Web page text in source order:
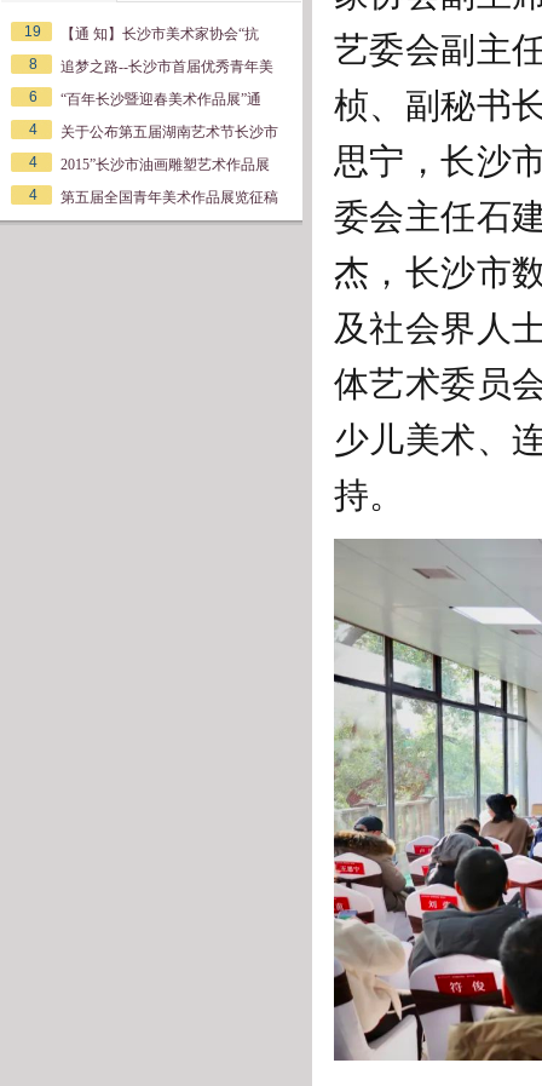
19
【通 知】长沙市美术家协会“抗
8
追梦之路--长沙市首届优秀青年美
6
“百年长沙暨迎春美术作品展”通
4
关于公布第五届湖南艺术节长沙市
4
2015”长沙市油画雕塑艺术作品展
4
第五届全国青年美术作品展览征稿
艺委会副主
桢、副秘书
思宁，长沙
委会主任石
杰，长沙市
及社会界人
体艺术委员
少儿美术、
持。